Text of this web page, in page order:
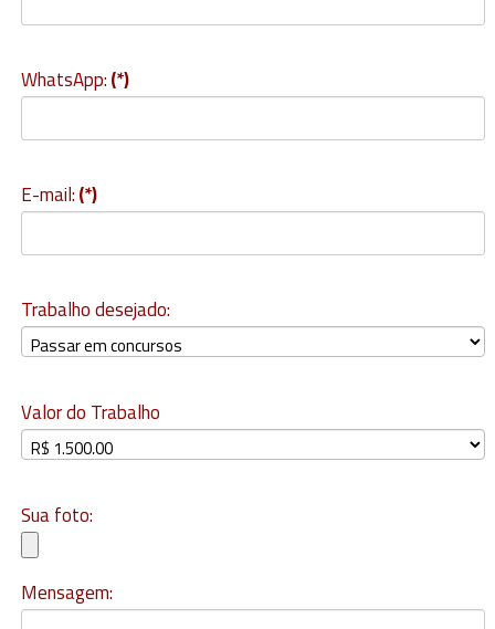
WhatsApp:(*)
E-mail:(*)
Trabalho desejado:
Valor do Trabalho
Sua foto:
Mensagem: